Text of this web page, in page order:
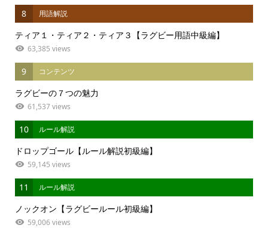
8 用語解説
ティア１・ティア２・ティア３【ラグビー用語中級編】
63,385 views
9 コンテンツ
ラグビーの７つの魅力
61,537 views
10 ルール解説
ドロップゴール【ルール解説初級編】
59,145 views
11 ルール解説
ノックオン【ラグビールール初級編】
59,006 views